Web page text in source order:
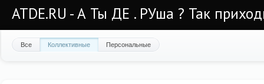
ATDE.RU - А Ты ДЕ . РУша ? Так
Все Коллективные Персональные